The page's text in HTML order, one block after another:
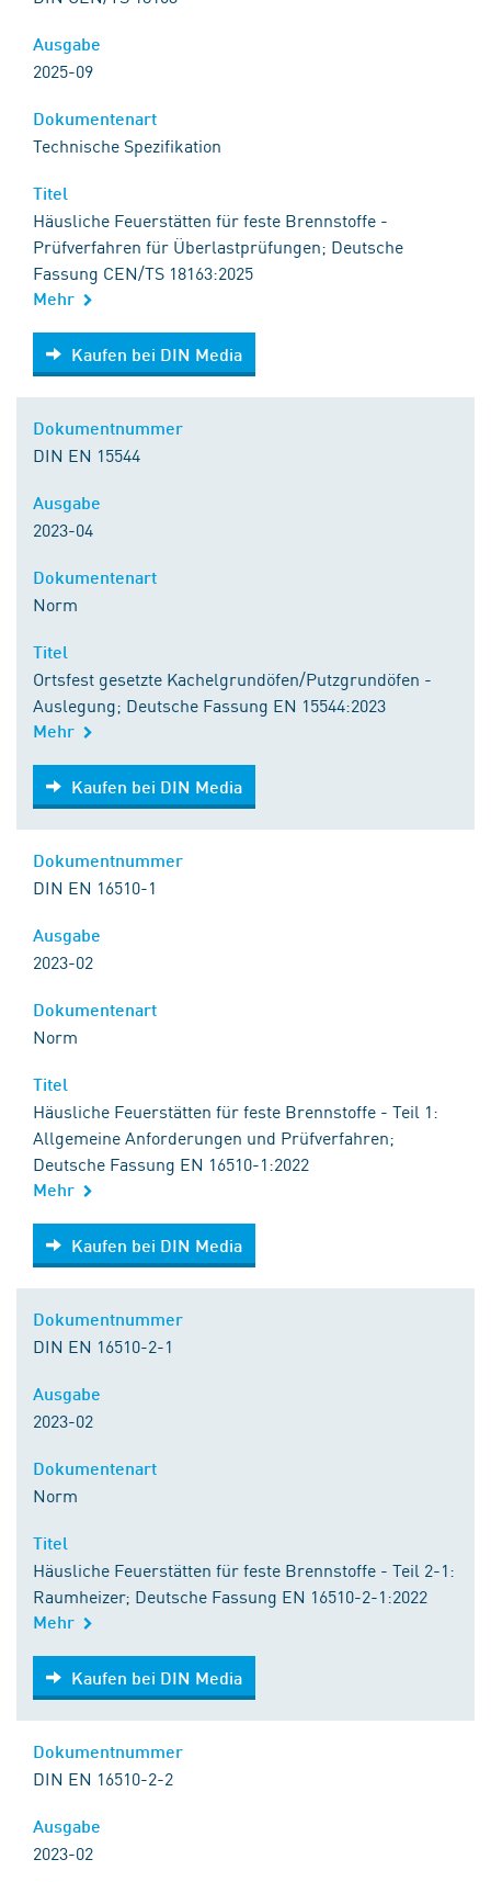
2025-09
Technische Spezifikation
Häusliche Feuerstätten für feste Brennstoffe -
Prüfverfahren für Überlastprüfungen; Deutsche
Fassung CEN/TS 18163:2025
Mehr
Kaufen bei DIN Media
Kaufen bei DIN Media
DIN EN 15544
2023-04
Norm
Ortsfest gesetzte Kachelgrundöfen/Putzgrundöfen -
Auslegung; Deutsche Fassung EN 15544:2023
Mehr
Kaufen bei DIN Media
Kaufen bei DIN Media
DIN EN 16510-1
2023-02
Norm
Häusliche Feuerstätten für feste Brennstoffe - Teil 1:
Allgemeine Anforderungen und Prüfverfahren;
Deutsche Fassung EN 16510-1:2022
Mehr
Kaufen bei DIN Media
Kaufen bei DIN Media
DIN EN 16510-2-1
2023-02
Norm
Häusliche Feuerstätten für feste Brennstoffe - Teil 2-1:
Raumheizer; Deutsche Fassung EN 16510-2-1:2022
Mehr
Kaufen bei DIN Media
Kaufen bei DIN Media
DIN EN 16510-2-2
2023-02